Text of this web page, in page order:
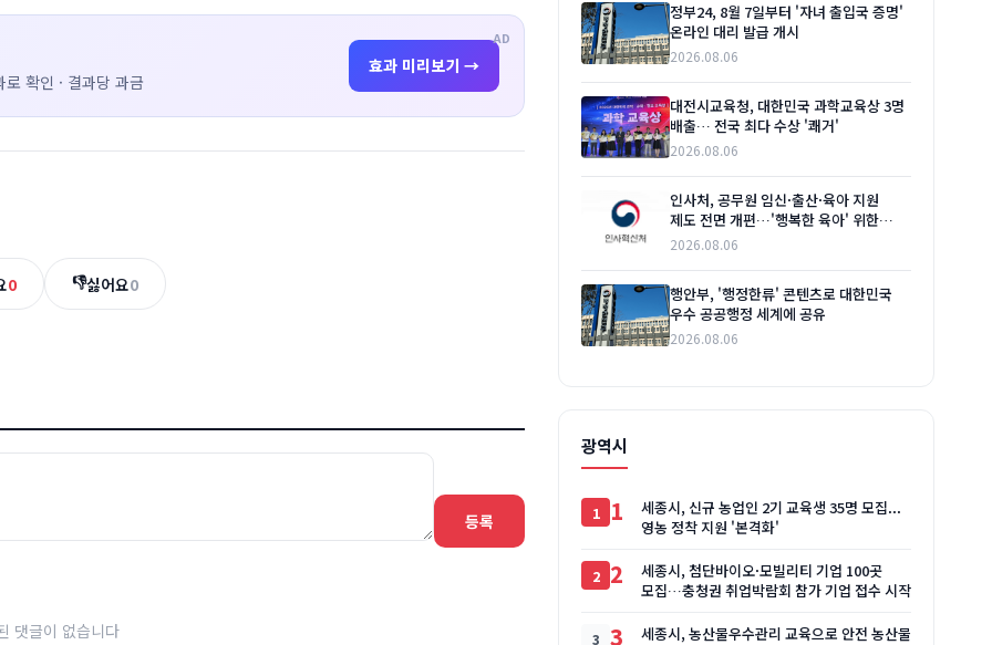
AD
확인 · 결과당 과금
효과 미리보기 →
0 👎싫어요0
등록
댓글이 없습니다
정부24, 8월 7일부터 '자녀 출입국 증명'
온라인 대리 발급 개시
2026.08.06
대전시교육청, 대한민국 과학교육상 3명
배출… 전국 최다 수상 '쾌거'
2026.08.06
인사처, 공무원 임신·출산·육아 지원
제도 전면 개편…'행복한 육아' 위한
안내자료 발간
2026.08.06
행안부, '행정한류' 콘텐츠로 대한민국
우수 공공행정 세계에 공유
2026.08.06
광역시
1
세종시, 신규 농업인 2기 교육생 35명 모집...
영농 정착 지원 '본격화'
2
세종시, 첨단바이오·모빌리티 기업 100곳
모집…충청권 취업박람회 참가 기업 접수 시작
3
세종시, 농산물우수관리 교육으로 안전 농산물